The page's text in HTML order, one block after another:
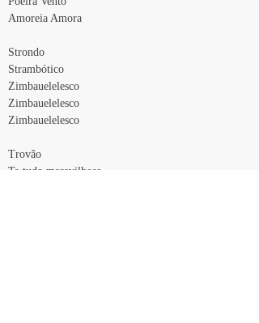
Amoreia Amora
Strondo
Strambótico
Zimbauelelesco
Zimbauelelesco
Zimbauelelesco
Trovão
Ta tudo maravilhoso